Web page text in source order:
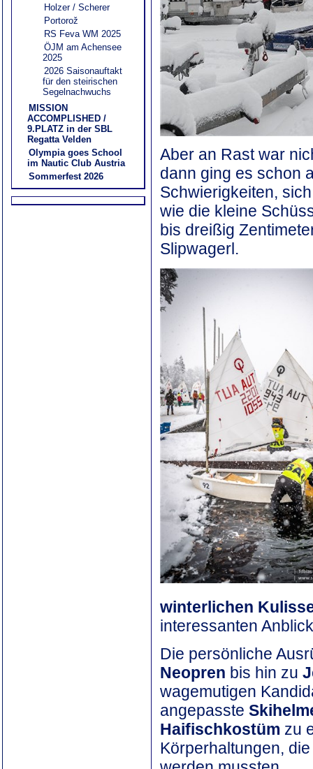
Holzer / Scherer
Portorož
RS Feva WM 2025
ÖJM am Achensee
2025
2026 Saisonauftakt
für den steirischen
Segelnachwuchs
MISSION
ACCOMPLISHED /
9.PLATZ in der SBL
Regatta Velden
Olympia goes School
im Nautic Club Austria
Sommerfest 2026
Aber an Rast war
dann ging es schon
Schwierigkeiten,
wie die kleine
bis dreißig
Slipwagerl.
winterlichen
interessanten
Die persönliche
Neopren bis hin zu
wagemutigen
angepasste
Haifischkostüm zu
Körperhaltungen,